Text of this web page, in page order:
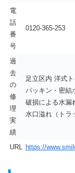
電
話
番
号
0120-365-253
過
去
の
修
理
実
績
足立区内 洋式
パッキン・密結
破損による水漏
水口溢れ（トラ
URL https://